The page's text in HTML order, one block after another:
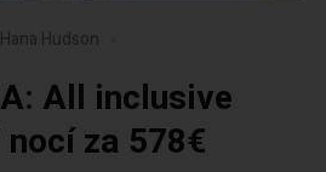
Hana Hudson
All inclusive
za 578€